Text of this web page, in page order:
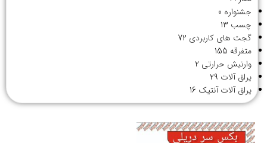
جشنواره 0
چسب 13
گجت های کاربردی 72
متفرقه 155
وارنیش حرارتی 2
یراق آلات 29
یراق آلات آنتیک 16